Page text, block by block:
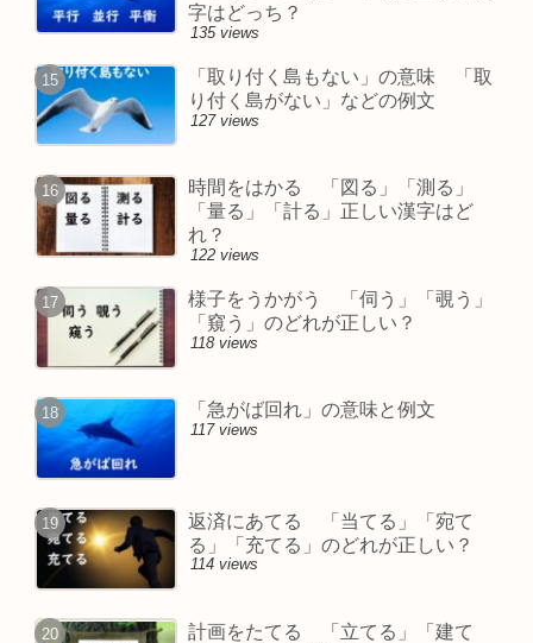
字はどっち？
135 views
「取り付く島もない」の意味 「取
り付く島がない」などの例文
127 views
時間をはかる 「図る」「測る」
「量る」「計る」正しい漢字はど
れ？
122 views
様子をうかがう 「伺う」「覗う」
「窺う」のどれが正しい？
118 views
「急がば回れ」の意味と例文
117 views
返済にあてる 「当てる」「宛て
る」「充てる」のどれが正しい？
114 views
計画をたてる 「立てる」「建て